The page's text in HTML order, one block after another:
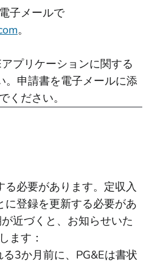
子メールで
。
プリケーションに関する
。申請書を電子メールに添
ください。
必要があります。定収入
登録を更新する必要があ
近づくと、お知らせいた
ます：
3か月前に、PG&Eは書状